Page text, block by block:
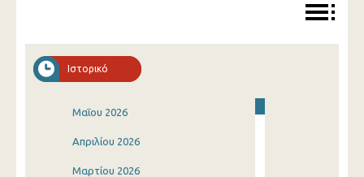
Ιστορικό
Μαΐου 2026
Απριλίου 2026
Μαρτίου 2026